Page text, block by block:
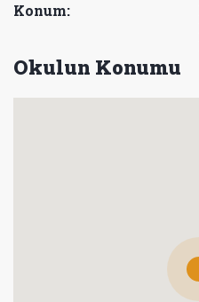
Konum:
Okulun Konumu